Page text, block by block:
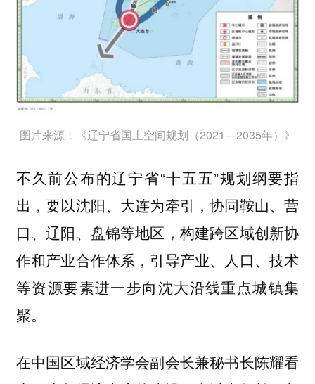
图片来源：《辽宁省国土空间规划（2021—2035年）》
不久前公布的辽宁省“十五五”规划纲要指
出，要以沈阳、大连为牵引，协同鞍山、营
口、辽阳、盘锦等地区，构建跨区域创新协
作和产业合作体系，引导产业、人口、技术
等资源要素进一步向沈大沿线重点城镇集
聚。
在中国区域经济学会副会长兼秘书长陈耀看